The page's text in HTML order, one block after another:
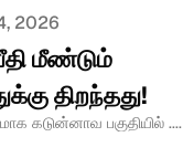
2026
மீண்டும்
திறந்தது!
கடுன்னாவ பகுதியில் ....